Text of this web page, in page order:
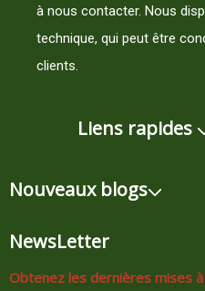
à nous contacter. Nous
technique, qui peut être
clients.
Liens rapides
Nouveaux blogs
NewsLetter
Obtenez les dernières mises